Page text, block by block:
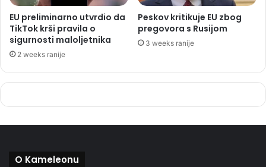
EU preliminarno utvrdio da
TikTok krši pravila o
sigurnosti maloljetnika
2 weeks ranije
Peskov kritikuje EU zbog
pregovora s Rusijom
3 weeks ranije
O Kameleonu